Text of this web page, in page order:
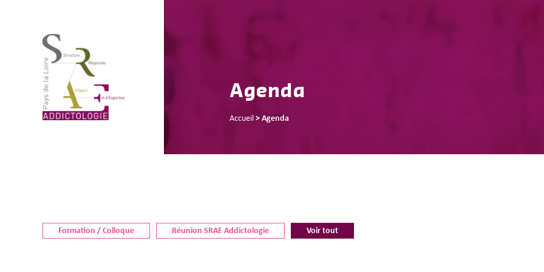
Agenda
Accueil >Agenda
Voir tout
Formation / Colloque Réunion SRAE Addictologie